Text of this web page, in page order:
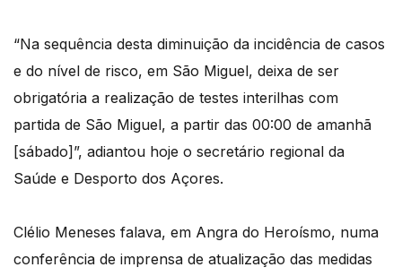
“Na sequência desta diminuição da incidência de casos
e do nível de risco, em São Miguel, deixa de ser
obrigatória a realização de testes interilhas com
partida de São Miguel, a partir das 00:00 de amanhã
[sábado]”, adiantou hoje o secretário regional da
Saúde e Desporto dos Açores.
Clélio Meneses falava, em Angra do Heroísmo, numa
conferência de imprensa de atualização das medidas